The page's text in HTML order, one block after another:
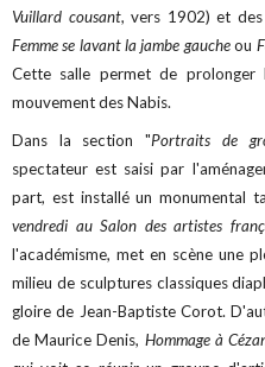
Vuillard cousant, vers 1902) et des
Femme se lavant la jambe gaucheou
Cette salle permet de prolonger
mouvement des Nabis.
Dans la section "Portraits de
spectateur est saisi par
part, est installé un monumental
vendredi au Salon des artistes
l'académisme, met en scène une
milieu de sculptures classiques
gloire de Jean-Baptiste Corot.
de Maurice Denis, Hommage à